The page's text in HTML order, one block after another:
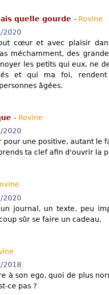
quelle gourde - Rovine
2020
cœur et avec plaisir
méchamment, des
les petits qui eux, ne
et qui ma foi,
âgées.
- Rovine
2020
pour une positive, autant le
ta clef afin d'ouvrir la
2020
journal, un texte, peu
sûr se faire un cadeau.
2018
à son ego, quoi de plus
ce pas ?